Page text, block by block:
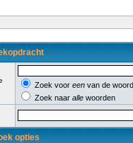
Zoek voor een van de
Zoek naar alle woorden
opties